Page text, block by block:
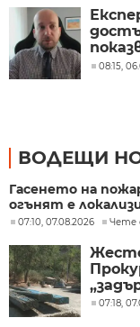
08:15,
ВОДЕЩИ
Гасенето на
огънят е
07:10, 07.08.2026 Чете
07:18,